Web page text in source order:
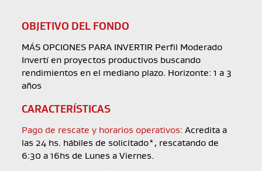
OBJETIVO DEL FONDO
MÁS OPCIONES PARA INVERTIR Perfil Moderado
Invertí en proyectos productivos buscando
rendimientos en el mediano plazo. Horizonte: 1 a 3
años
CARACTERÍSTICAS
Pago de rescate y horarios operativos:Acredita a
las 24 hs. hábiles de solicitado*, rescatando de
6:30 a 16hs de Lunes a Viernes.